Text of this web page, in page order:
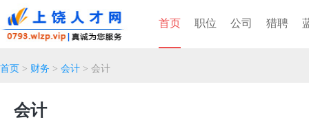
首页 职位 公司 猎聘
首页 > 财务 > 会计 > 会计
会计